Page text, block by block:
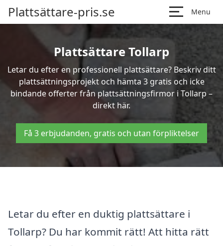
Plattsättare-pris.se Menu
Plattsättare Tollarp
Letar du efter en professionell plattsättare? Beskriv ditt
plattsättningsprojekt och hämta 3 gratis och icke
bindande offerter från plattsättningsfirmor i Tollarp –
direkt här.
Få 3 erbjudanden, gratis och utan förpliktelser
Letar du efter en duktig plattsättare i
Tollarp? Du har kommit rätt! Att hitta rätt